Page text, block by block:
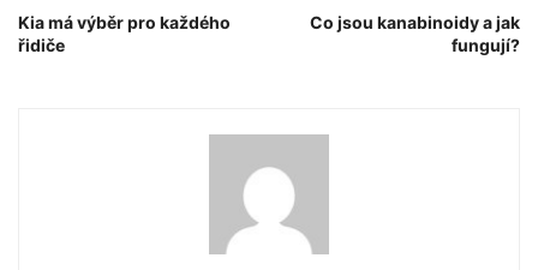
Kia má výběr pro každého
řidiče
Co jsou kanabinoidy a jak
fungují?